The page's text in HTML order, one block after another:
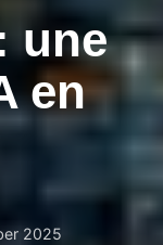
une
en
2025